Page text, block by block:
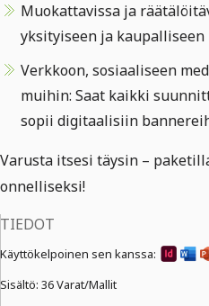
Muokattavissa ja
yksityiseen ja kaupalliseen
Verkkoon, sosiaaliseen
muihin: Saat kaikki
sopii digitaalisiin
Varusta itsesi täysin –
onnelliseksi!
TIEDOT
Käyttökelpoinen sen kanssa:
Sisältö: 36 Varat/Mallit